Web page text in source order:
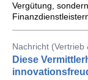
Vergütung,
Nachricht (Vertrieb
Diese